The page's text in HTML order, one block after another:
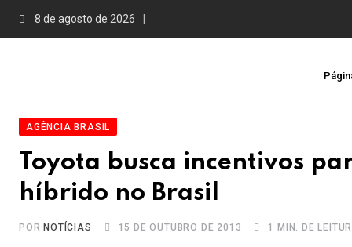
8 de agosto de 2026
AGÊNCIA BRASIL
Toyota busca incentivos
híbrido no Brasil
PORNOTÍCIAS 15 DE OUTUBRO DE 2013 1 MIN. DE